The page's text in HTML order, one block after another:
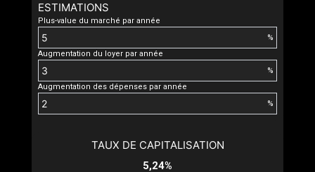
ESTIMATIONS
Plus-value du marché par année
%
Augmentation du loyer par année
%
Augmentation des dépenses par année
%
TAUX DE CAPITALISATION
5,24%